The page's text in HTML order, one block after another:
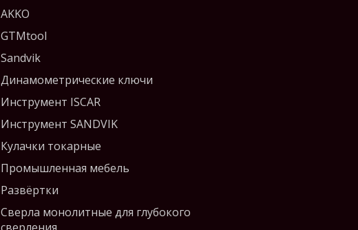
AKKO
GTMtool
Sandvik
Динамометрические ключи
Инструмент ISCAR
Инструмент SANDVIK
Кулачки токарные
Промышленная мебель
Развёртки
Сверла монолитные для глубокого